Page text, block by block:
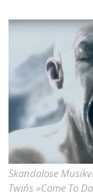
Skandalöse
Twin´s »Come To